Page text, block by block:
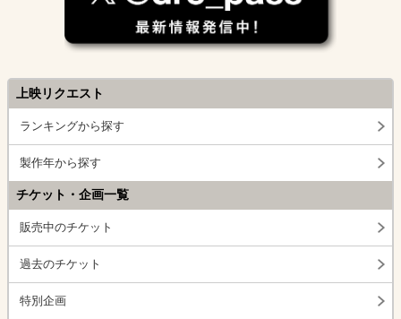
上映リクエスト
ランキングから探す
製作年から探す
チケット・企画一覧
販売中のチケット
過去のチケット
特別企画